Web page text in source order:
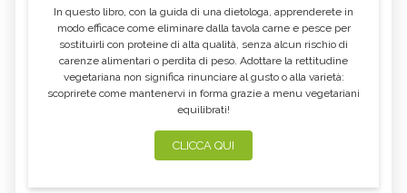
In questo libro, con la guida di una dietologa, apprenderete in
modo efficace come eliminare dalla tavola carne e pesce per
sostituirli con proteine di alta qualità, senza alcun rischio di
carenze alimentari o perdita di peso. Adottare la rettitudine
vegetariana non significa rinunciare al gusto o alla varietà:
scoprirete come mantenervi in forma grazie a menu vegetariani
equilibrati!
CLICCA QUI